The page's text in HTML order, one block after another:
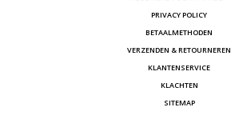
PRIVACY POLICY
BETAALMETHODEN
VERZENDEN & RETOURNEREN
KLANTENSERVICE
KLACHTEN
SITEMAP